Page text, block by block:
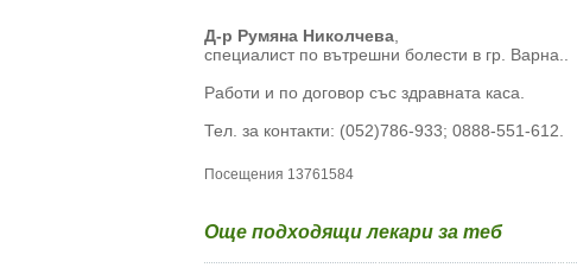
Д-р Румяна Николчева
специалист по вътрешни болести в гр. Варна..
Работи и по договор със здравната каса.
Тел. за контакти: (052)786-933; 0888-551-612.
Посещения 13761584
Още подходящи лекари за теб